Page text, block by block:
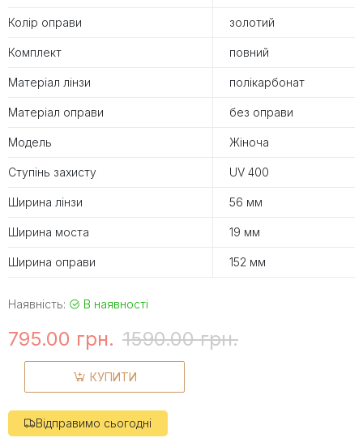
Колір оправи золотий
Комплект повний
Матеріал лінзи полікарбонат
Матеріал оправи без оправи
Модель Жіноча
Ступінь захисту UV 400
Ширина лінзи 56 мм
Ширина моста 19 мм
Ширина оправи 152 мм
Наявність: В наявності
795.00 грн. 1590.00 грн.
КУПИТИ
Відправимо сьогодні